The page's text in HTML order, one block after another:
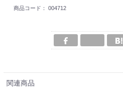
商品コード： 004712
関連商品